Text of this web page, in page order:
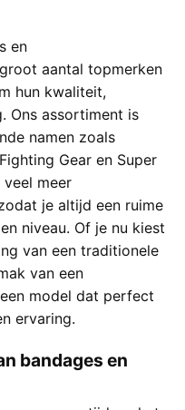
en
aantal topmerken
hun kwaliteit,
Ons assortiment is
namen zoals
Gear en Super
meer
je altijd een ruime
niveau. Of je nu kiest
van een traditionele
van een
model dat perfect
ervaring.
bandages en